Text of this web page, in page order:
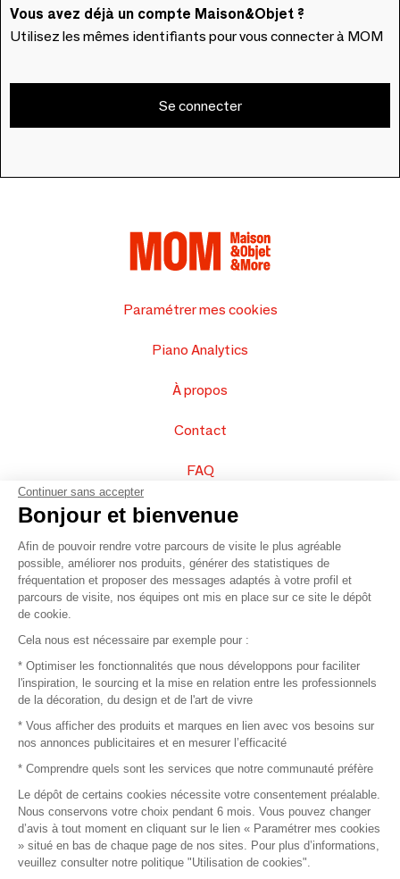
Vous avez déjà un compte Maison&Objet ?
Utilisez les mêmes identifiants pour vous connecter à MOM
Se connecter
Paramétrer mes cookies
Piano Analytics
À propos
Contact
FAQ
Vendez vos produits
Plan du site
© 2016 –Organisation SAFI
Recrutement
Mentions légales
Conditions commerciales
Continuer sans accepter
Bonjour et bienvenue
Afin de pouvoir rendre votre parcours de visite le plus agréable
possible, améliorer nos produits, générer des statistiques de
fréquentation et proposer des messages adaptés à votre profil et
parcours de visite, nos équipes ont mis en place sur ce site le dépôt
de cookie.
Cela nous est nécessaire par exemple pour :
* Optimiser les fonctionnalités que nous développons pour faciliter
l'inspiration, le sourcing et la mise en relation entre les professionnels
de la décoration, du design et de l'art de vivre
* Vous afficher des produits et marques en lien avec vos besoins sur
nos annonces publicitaires et en mesurer l’efficacité
* Comprendre quels sont les services que notre communauté préfère
Le dépôt de certains cookies nécessite votre consentement préalable.
Nous conservons votre choix pendant 6 mois. Vous pouvez changer
d’avis à tout moment en cliquant sur le lien « Paramétrer mes cookies
» situé en bas de chaque page de nos sites. Pour plus d’informations,
veuillez consulter notre politique "Utilisation de cookies".